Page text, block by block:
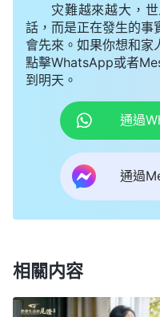
的時候，你不會從消
入消沉，即使平時你
有事，一旦你感覺有
會陷入消沉，這種消
决斷，甚至影響你的
的時候，你盡本分，
被攪擾、破壞；當這
所明白的僅有的真理
了他的心，之前他所起
否認了，他一下子就
灾難越來越大，
話，而是正在發生的事
會先來。如果你想和家
點擊WhatsApp或者
到明天。
通過
通過
相關内容